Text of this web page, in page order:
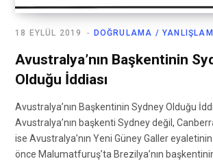
DOĞRULAMA /
18 EYLÜL 2019
Avustralya’nın Başkentinin
Olduğu İddiası
Avustralya’nın Başkentinin Sydney Olduğu
Avustralya’nın başkenti Sydney değil,
ise Avustralya’nın Yeni Güney Galler
önce Malumatfuruş’ta Brezilya’nın